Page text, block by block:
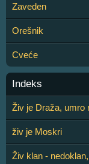
Zaveden
Orešnik
Cveće
Indeks
Živ je Draža, umro
živ je Moskri
Živ klan -